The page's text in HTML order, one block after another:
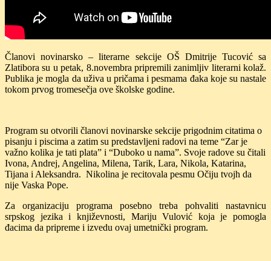
Članovi novinarsko – literarne sekcije OŠ Dmitrije Tucović sa
Zlatibora su u petak, 8.novembra pripremili zanimljiv literarni kolaž.
Publika je mogla da uživa u pričama i pesmama đaka koje su nastale
tokom prvog tromesečja ove školske godine.
Program su otvorili članovi novinarske sekcije prigodnim citatima o
pisanju i piscima a zatim su predstavljeni radovi na teme “Zar je
važno kolika je tati plata” i “Duboko u nama”. Svoje radove su čitali
Ivona, Andrej, Angelina, Milena, Tarik, Lara, Nikola, Katarina,
Tijana i Aleksandra. Nikolina je recitovala pesmu Očiju tvojh da
nije Vaska Pope.
Za organizaciju programa posebno treba pohvaliti nastavnicu
srpskog jezika i književnosti, Mariju Vulović koja je pomogla
đacima da pripreme i izvedu ovaj umetnički program.